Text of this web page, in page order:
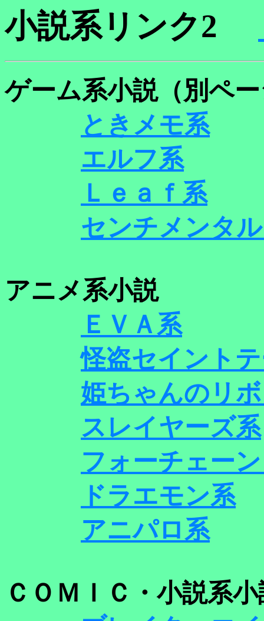
小説系リンク2
ゲーム系小説（別ペ
ときメモ系
エルフ系
Ｌｅａｆ系
センチメンタ
アニメ系小説
ＥＶＡ系
怪盗セイント
姫ちゃんのリ
スレイヤーズ系
フォーチェー
ドラエモン系
アニパロ系
ＣＯＭＩＣ・小説系